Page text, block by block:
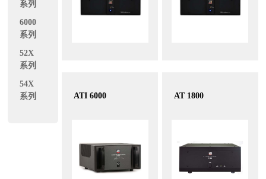
ATI 6000 AT 1800
系列
6000
系列
52X
系列
54X
系列